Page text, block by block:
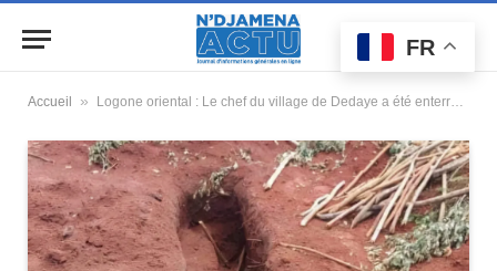
Accueil » Logone oriental : Le chef du village de Dedaye a été enterré deux fois
FR